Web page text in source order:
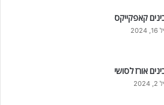
קאפקייקס
אורז לסושי